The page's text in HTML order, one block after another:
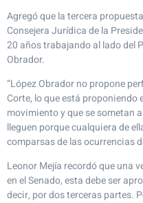
Agregó que la tercera
Consejera Jurídica de la
20 años trabajando al lado del
Obrador.
“López Obrador no propone
Corte, lo que está
movimiento y que se sometan
lleguen porque cualquiera de
comparsas de las ocurrencias
Leonor Mejía recordó que una
en el Senado, esta debe ser
decir, por dos terceras partes.